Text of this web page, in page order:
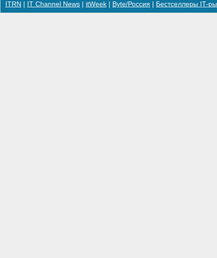
ITRN IT Channel News itWeek Byte/Россия Бестселлеры IT-